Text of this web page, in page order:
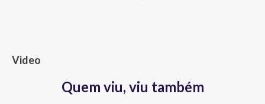
Video
Quem viu, viu também